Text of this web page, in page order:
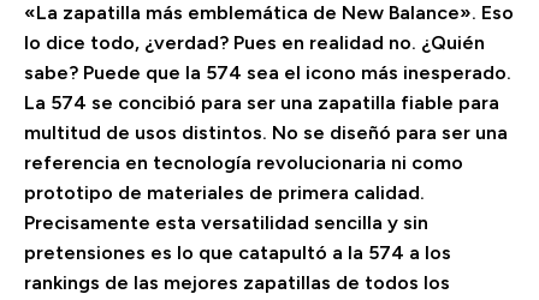
«La zapatilla más emblemática de New Balance». Eso
lo dice todo, ¿verdad? Pues en realidad no. ¿Quién
sabe? Puede que la 574 sea el icono más inesperado.
La 574 se concibió para ser una zapatilla fiable para
multitud de usos distintos. No se diseñó para ser una
referencia en tecnología revolucionaria ni como
prototipo de materiales de primera calidad.
Precisamente esta versatilidad sencilla y sin
pretensiones es lo que catapultó a la 574 a los
rankings de las mejores zapatillas de todos los